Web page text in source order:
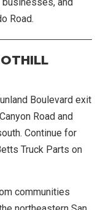
Road.
Boulevard exit
Road and
Continue for
Truck Parts on
communities